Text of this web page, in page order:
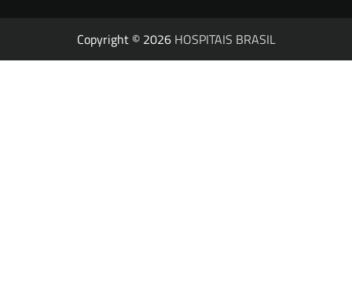
Copyright © 2026 HOSPITAIS BRASIL